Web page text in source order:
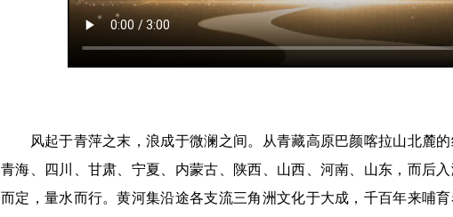
风起于青萍之末，浪成于微澜之间。从青藏高原巴颜喀拉山北麓的
青海、四川、甘肃、宁夏、内蒙古、陕西、山西、河南、山东，而后
而定，量水而行。黄河集沿途各支流三角洲文化于大成，千百年来哺